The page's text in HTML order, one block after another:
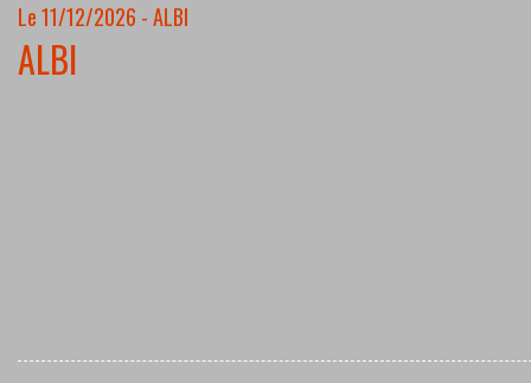
Le 11/12/2026 - ALBI
ALBI